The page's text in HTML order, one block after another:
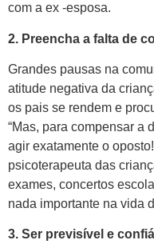
com a ex -esposa.
2. Preencha a falta de
Grandes pausas na
atitude negativa da
os pais se rendem e
“Mas, para compensar a
agir exatamente o
psicoterapeuta das
exames, concertos
nada importante na vida
3. Ser previsível e